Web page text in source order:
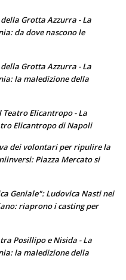
Grotta Azzurra - La
da dove nascono le
Grotta Azzurra - La
la maledizione della
Elicantropo - La
Elicantropo di Napoli
dei volontari per ripulire la
Piazza Mercato si
Geniale": Ludovica Nasti nei
riaprono i casting per
Posillipo e Nisida - La
la maledizione della